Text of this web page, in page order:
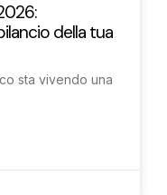
della tua
sta vivendo una